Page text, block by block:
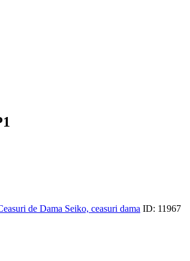
de Dama Seiko, ceasuri dama ID: 11967